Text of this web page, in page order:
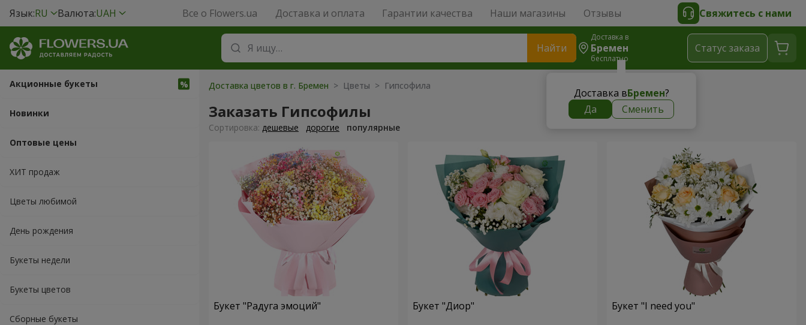
Язык:RU Валюта:UAH Все о Flowers.ua Доставка и оплата Гарантии качества Наши магазины Отзывы Свяжитесь с нами
Найти
Доставка в
Бремен
бесплатно
Доставка вБремен?
Да
Сменить
Cтатус заказа
Акционные букеты
Новинки
Оптовые цены
ХИТ продаж
Цветы любимой
День рождения
Букеты недели
Букеты цветов
Сборные букеты
Доставка цветов в г. Бремен > Цветы > Гипсофила
Заказать Гипсофилы
Cортировка: дешевые дорогие популярные
Букет "Радуга эмоций" Букет "Диор" Букет "I need you"